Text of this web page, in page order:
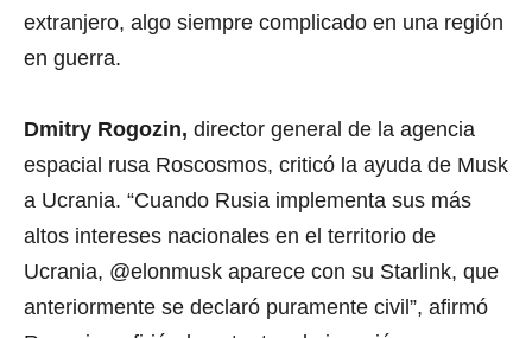
extranjero, algo siempre complicado en una región
en guerra.
Dmitry Rogozin, director general de la agencia
espacial rusa Roscosmos, criticó la ayuda de Musk
a Ucrania. “Cuando Rusia implementa sus más
altos intereses nacionales en el territorio de
Ucrania, @elonmusk aparece con su Starlink, que
anteriormente se declaró puramente civil”, afirmó